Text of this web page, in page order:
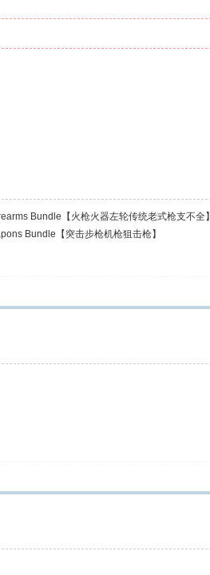
Bundle【火枪火器左轮传统老式枪支不全】
Bundle【突击步枪机枪狙击枪】